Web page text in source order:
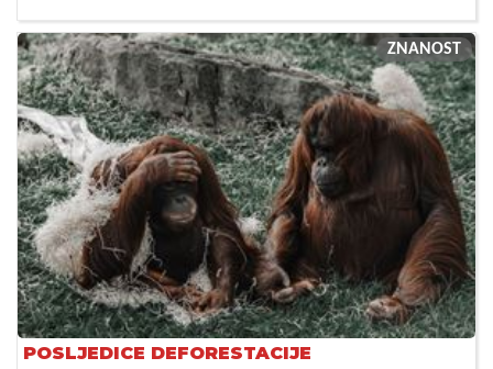
ZNANOST
POSLJEDICE DEFORESTACIJE